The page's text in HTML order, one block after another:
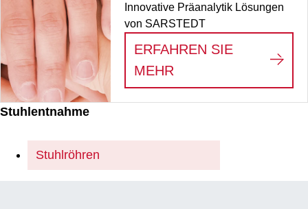
Stuhlentnahme
Stuhlröhren
Innovative Präanalytik Lösungen
von SARSTEDT
ERFAHREN SIE
MEHR